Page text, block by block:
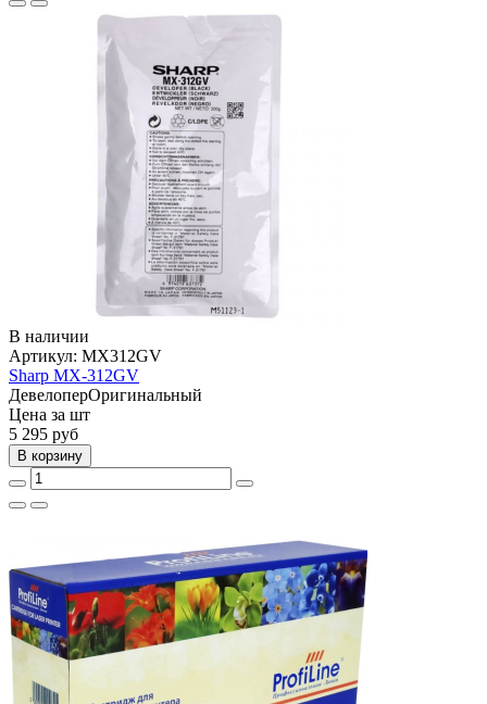
В наличии
Артикул: MX312GV
Sharp MX-312GV
ДевелоперОригинальный
Цена за шт
5 295 руб
В корзину